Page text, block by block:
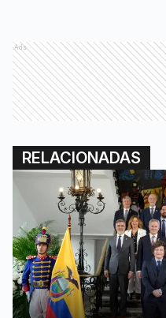
Ads
RELACIONADAS